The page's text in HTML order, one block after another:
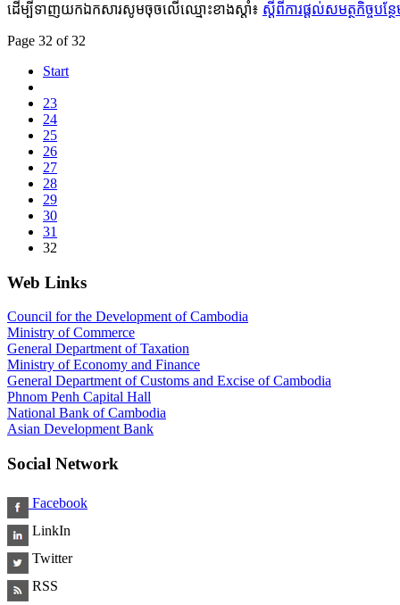
ដើម្បីទាញយកឯកសារសូមចុចលើឈ្មោះខាងស្តាំ៖ ស្តីពីការផ្តល់សមត្ថកិច្ចបន្
Page 32 of 32
Start
23
24
25
26
27
28
29
30
31
32
Web Links
Council for the Development of Cambodia
Ministry of Commerce
General Department of Taxation
Ministry of Economy and Finance
General Department of Customs and Excise of Cambodia
Phnom Penh Capital Hall
National Bank of Cambodia
Asian Development Bank
Social Network
Facebook
LinkIn
Twitter
RSS